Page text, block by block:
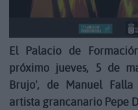
El Palacio de
próximo jueves, 5 de
Brujo', de Manuel
artista grancanario Pepe